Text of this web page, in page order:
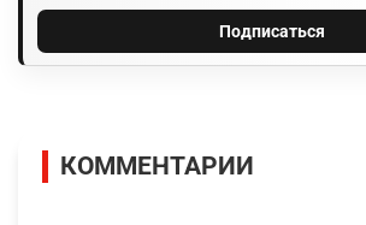
Подписаться
КОММЕНТАРИИ